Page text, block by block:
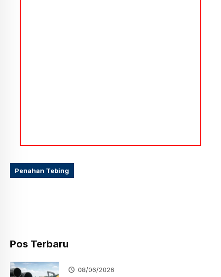
Penahan Tebing
Pos Terbaru
08/06/2026